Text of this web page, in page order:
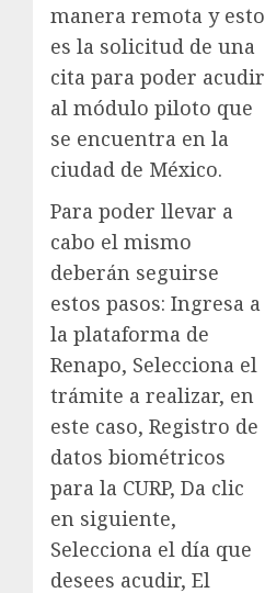
manera remota y esto
es la solicitud de una
cita para poder acudir
al módulo piloto que
se encuentra en la
ciudad de México.
Para poder llevar a
cabo el mismo
deberán seguirse
estos pasos: Ingresa a
la plataforma de
Renapo, Selecciona el
trámite a realizar, en
este caso, Registro de
datos biométricos
para la CURP, Da clic
en siguiente,
Selecciona el día que
desees acudir, El